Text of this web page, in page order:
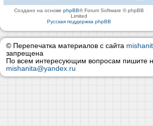
Создано на основеphpBB® Forum Software © phpBB
Limited
Русская поддержка phpBB
© Перепечатка материалов с сайта
запрещена
По всем интересующим вопросам пишите
mishanita@yandex.ru